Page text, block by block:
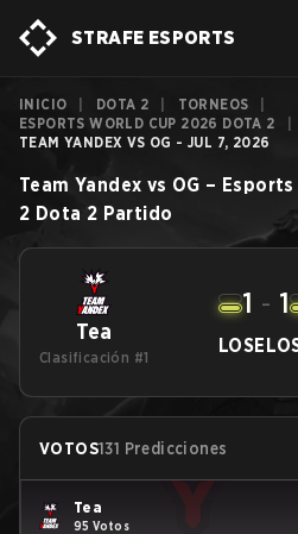
STRAFE ESPORTS
INICIO DOTA 2 TORNEOS
ESPORTS WORLD CUP 2026 DOTA 2
TEAM YANDEX VS OG - JUL 7, 2026
Team Yandex vs OG –
2 Dota 2 Partido
Tea
Clasificación #1
LOSE
1 - 1
VOTOS131 Predicciones
Tea
95 Votos